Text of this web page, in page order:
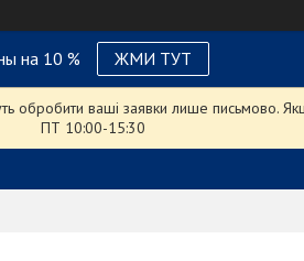
на 10 % ЖМИ ТУТ
ваші заявки лише письмово.
ПТ 10:00-15:30